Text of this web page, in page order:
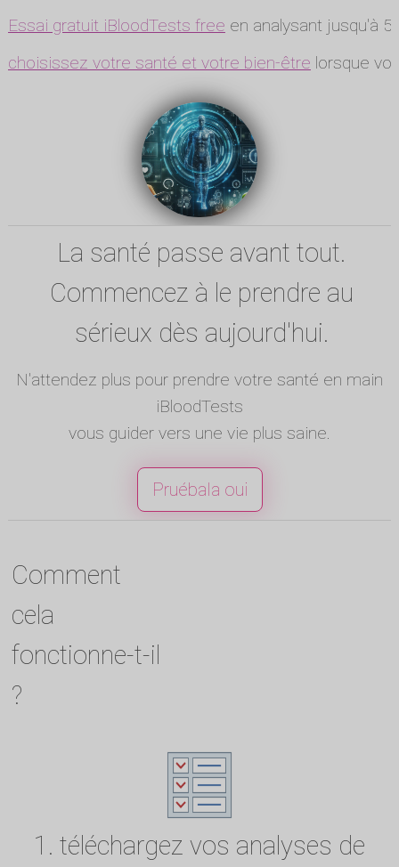
Essai gratuit iBloodTests free en analysant jusqu'à
choisissez votre santé et votre bien-être lorsque
La santé passe avant tout.
Commencez à le prendre au
sérieux dès aujourd'hui.
N'attendez plus pour prendre votre santé en main
iBloodTests
vous guider vers une vie plus saine.
Pruébala oui
Comment
cela
fonctionne-t-il
?
1. téléchargez vos analyses de